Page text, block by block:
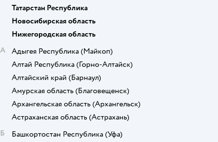
Татарстан Республика
Новосибирская область
Нижегородская область
А
Адыгея Республика (Майкоп)
Алтай Республика (Горно-Алтайск)
Алтайский край (Барнаул)
Амурская область (Благовещенск)
Архангельская область (Архангельск)
Астраханская область (Астрахань)
Б
Башкортостан Республика (Уфа)